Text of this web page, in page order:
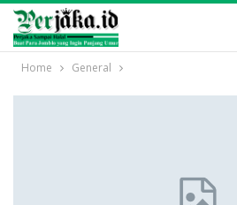
Home General